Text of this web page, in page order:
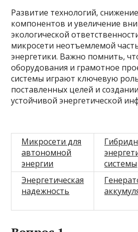
Развитие технологий,
компонентов и увеличение
экологической
микросети неотъемлемой
энергетики. Важно помнить,
оборудования и грамотное
системы играют ключевую
поставленных целей и
устойчивой энергетической
Микросети для
автономной
энергии
системы
Энергетическая
надежность